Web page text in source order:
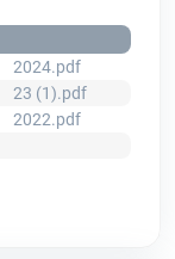
2024.pdf
23 (1).pdf
2022.pdf